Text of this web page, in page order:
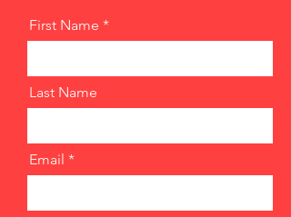
First Name
Last Name
Email